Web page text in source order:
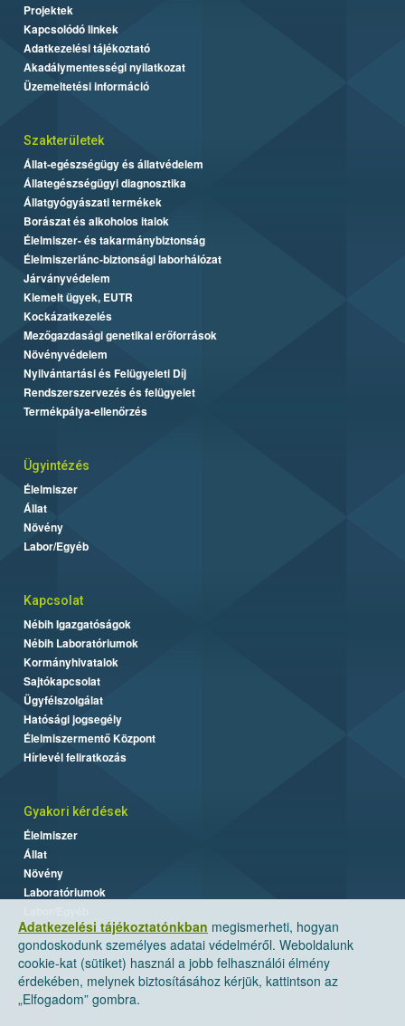
Adatkezelési tájékoztatónkban megismerheti, hogyan
gondoskodunk személyes adatai védelméről. Weboldalunk
cookie-kat (sütiket) használ a jobb felhasználói élmény
érdekében, melynek biztosításához kérjük, kattintson az
„Elfogadom” gombra.
Projektek
Kapcsolódó linkek
Adatkezelési tájékoztató
Akadálymentességi nyilatkozat
Üzemeltetési információ
Szakterületek
Állat-egészségügy és állatvédelem
Állategészségügyi diagnosztika
Állatgyógyászati termékek
Borászat és alkoholos italok
Élelmiszer- és takarmánybiztonság
Élelmiszerlánc-biztonsági laborhálózat
Járványvédelem
Kiemelt ügyek, EUTR
Kockázatkezelés
Mezőgazdasági genetikai erőforrások
Növényvédelem
Nyilvántartási és Felügyeleti Díj
Rendszerszervezés és felügyelet
Termékpálya-ellenőrzés
Ügyintézés
Élelmiszer
Állat
Növény
Labor/Egyéb
Kapcsolat
Nébih Igazgatóságok
Nébih Laboratóriumok
Kormányhivatalok
Sajtókapcsolat
Ügyfélszolgálat
Hatósági jogsegély
Élelmiszermentő Központ
Hírlevél feliratkozás
Gyakori kérdések
Élelmiszer
Állat
Növény
Laboratóriumok